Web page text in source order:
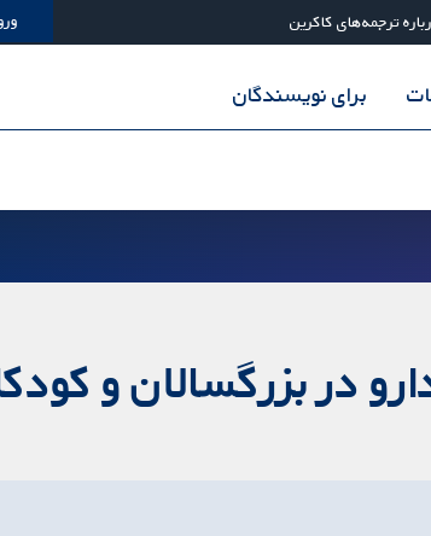
ترجمه‌های کاکرین
برای نویسندگان
در بزرگسالان و